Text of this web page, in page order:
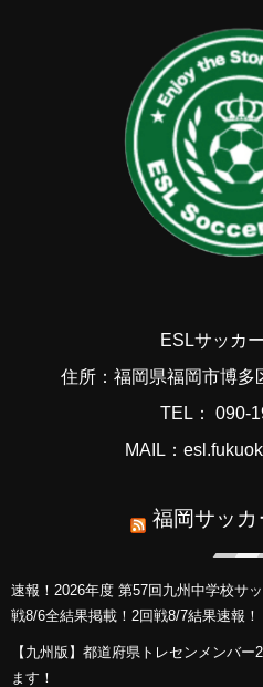
ESLサッカ
住所：福岡県福岡市博多
TEL： 090-
MAIL：
福岡サッ
速報！2026年度 第57回九州中学校サ
戦8/6全結果掲載！2回戦8/7結果速報！
【九州版】都道府県トレセンメンバ
ます！